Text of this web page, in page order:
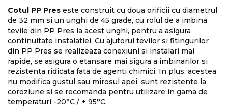
Cotul PP Pres este construit cu doua orificii cu diametrul
de 32 mm si un unghi de 45 grade, cu rolul de a imbina
tevile din PP Pres la acest unghi, pentru a asigura
continuitate instalatiei. Cu ajutorul tevilor si fitingurilor
din PP Pres se realizeaza conexiuni si instalari mai
rapide, se asigura o etansare mai sigura a imbinarilor si
rezistenta ridicata fata de agenti chimici. In plus, acestea
nu modifica gustul sau mirosul apei, sunt rezistente la
coroziune si se recomanda pentru utilizare in gama de
temperaturi -20°C / + 95°C.